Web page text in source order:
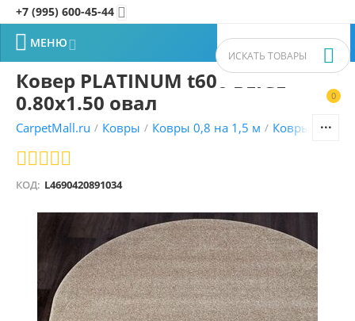
+7 (995) 600-45-44 
0


 МЕНЮ
Ковер PLATINUM t600 BEIGE
0.80x1.50 овал
CarpetMall.ru / Ковры / Ковры 0,8 на 1,5 м / Ковры
КОД: L4690420891034